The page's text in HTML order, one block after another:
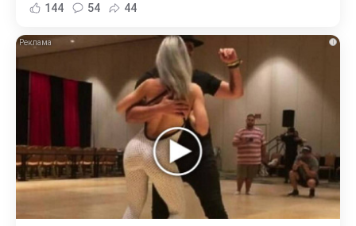
144 54 44
i